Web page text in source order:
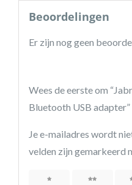
Beoordelingen
Er zijn nog geen
Wees de eerste om
Bluetooth USB
Je e-mailadres wordt
velden zijn gemarkeerd
1 van
2 van
3